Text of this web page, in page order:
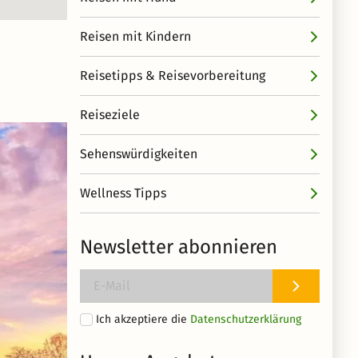
Reisen mit Kindern
Reisetipps & Reisevorbereitung
Reiseziele
Sehenswürdigkeiten
Wellness Tipps
Newsletter abonnieren
Ich akzeptiere die Datenschutzerklärung